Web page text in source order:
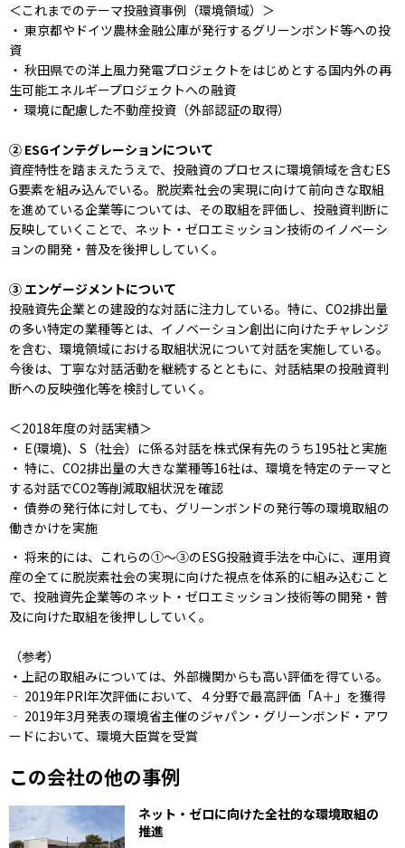
＜これまでのテーマ投融資事例（環境領域）＞
・ 東京都やドイツ農林金融公庫が発行するグリーンボンド等への投
資
・ 秋田県での洋上風力発電プロジェクトをはじめとする国内外の再
生可能エネルギープロジェクトへの融資
・ 環境に配慮した不動産投資（外部認証の取得）
② ESGインテグレーションについて
資産特性を踏まえたうえで、投融資のプロセスに環境領域を含むES
G要素を組み込んでいる。脱炭素社会の実現に向けて前向きな取組
を進めている企業等については、その取組を評価し、投融資判断に
反映していくことで、ネット・ゼロエミッション技術のイノベーシ
ョンの開発・普及を後押ししていく。
③ エンゲージメントについて
投融資先企業との建設的な対話に注力している。特に、CO2排出量
の多い特定の業種等とは、イノベーション創出に向けたチャレンジ
を含む、環境領域における取組状況について対話を実施している。
今後は、丁寧な対話活動を継続するとともに、対話結果の投融資判
断への反映強化等を検討していく。
＜2018年度の対話実績＞
・ E(環境)、S（社会）に係る対話を株式保有先のうち195社と実施
・ 特に、CO2排出量の大きな業種等16社は、環境を特定のテーマと
する対話でCO2等削減取組状況を確認
・ 債券の発行体に対しても、グリーンボンドの発行等の環境取組の
働きかけを実施
・ 将来的には、これらの①～③のESG投融資手法を中心に、運用資
産の全てに脱炭素社会の実現に向けた視点を体系的に組み込むこと
で、投融資先企業等のネット・ゼロエミッション技術等の開発・普
及に向けた取組を後押ししていく。
（参考）
・上記の取組みについては、外部機関からも高い評価を得ている。
‐ 2019年PRI年次評価において、４分野で最高評価「A＋」を獲得
‐ 2019年3月発表の環境省主催のジャパン・グリーンボンド・アワ
ードにおいて、環境大臣賞を受賞
この会社の他の事例
ネット・ゼロに向けた全社的な環境取組の
推進